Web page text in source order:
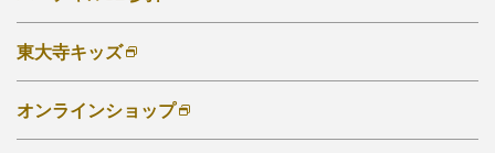
東大寺キッズ
オンラインショップ